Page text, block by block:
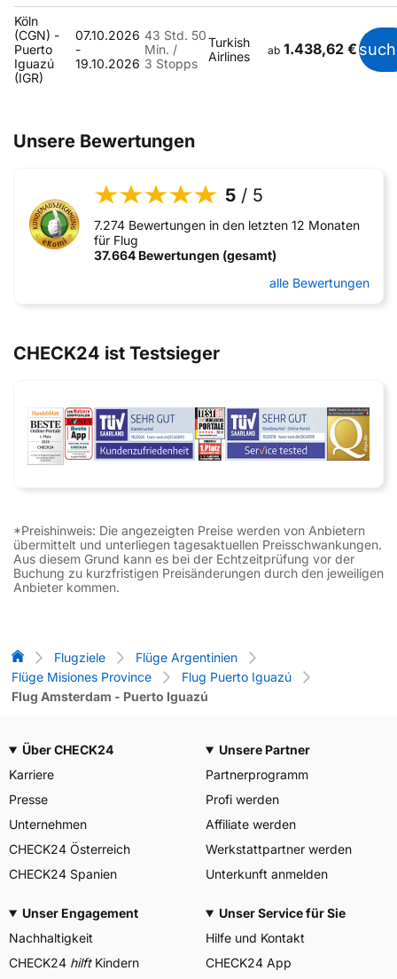
Köln
(CGN) -
Puerto
Iguazú
(IGR)
07.10.2026
-
19.10.2026
43 Std. 50
Min. /
3 Stopps
Turkish
Airlines
ab 1.438,62 €
Unsere Bewertungen
5 / 5
7.274 Bewertungen in den letzten 12 Monaten
für Flug
37.664 Bewertungen (gesamt)
alle Bewertungen
CHECK24 ist Testsieger
*Preishinweis: Die angezeigten Preise werden von Anbietern
übermittelt und unterliegen tagesaktuellen Preisschwankungen.
Aus diesem Grund kann es bei der Echtzeitprüfung vor der
Buchung zu kurzfristigen Preisänderungen durch den jeweiligen
Anbieter kommen.
Flug-Vergleich
Flugziele
Flüge Argentinien
Flüge Misiones Province
Flug Puerto Iguazú
Flug Amsterdam - Puerto Iguazú
Über CHECK24
Karriere
Presse
Unternehmen
CHECK24 Österreich
CHECK24 Spanien
Unsere Partner
Partnerprogramm
Profi werden
Affiliate werden
Werkstattpartner werden
Unterkunft anmelden
Unser Engagement
Nachhaltigkeit
CHECK24 hilftKindern
Unser Service für Sie
Hilfe und Kontakt
CHECK24 App